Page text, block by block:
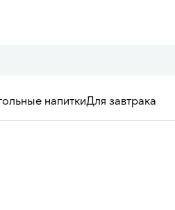
напиткиДля завтрака